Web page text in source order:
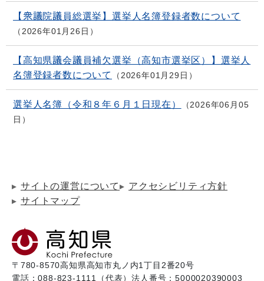
【衆議院議員総選挙】選挙人名簿登録者数について
2026年01月26日
【高知県議会議員補欠選挙（高知市選挙区）】選挙人
名簿登録者数について
2026年01月29日
選挙人名簿（令和８年６月１日現在）
2026年06月05
日
サイトの運営について
アクセシビリティ方針
サイトマップ
〒780-8570高知県高知市丸ノ内1丁目2番20号
電話：088-823-1111（代表）法人番号：5000020390003